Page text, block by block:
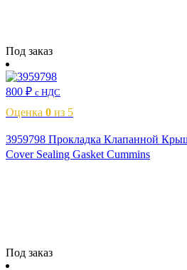
Под заказ
800 ₽ с НДС
Оценка 0 из 5
3959798 Прокладка Клапанной
Cover Sealing Gasket Cummins
Под заказ